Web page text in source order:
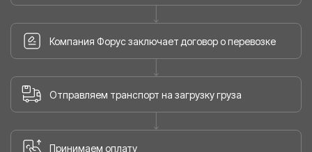
Компания Форус заключает договор о перевозке
Отправляем транспорт на загрузку груза
Принимаем оплату